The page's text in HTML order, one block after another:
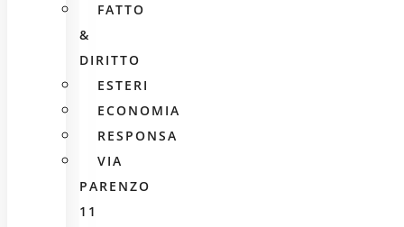
FATTO
&
DIRITTO
ESTERI
ECONOMIA
RESPONSA
VIA
PARENZO
11